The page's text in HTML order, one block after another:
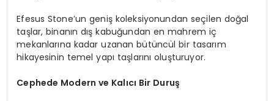
Efesus Stone’un geniş koleksiyonundan seçilen doğal
taşlar, binanın dış kabuğundan en mahrem iç
mekanlarına kadar uzanan bütüncül bir tasarım
hikayesinin temel yapı taşlarını oluşturuyor.
Cephede Modern ve Kalıcı Bir Duruş